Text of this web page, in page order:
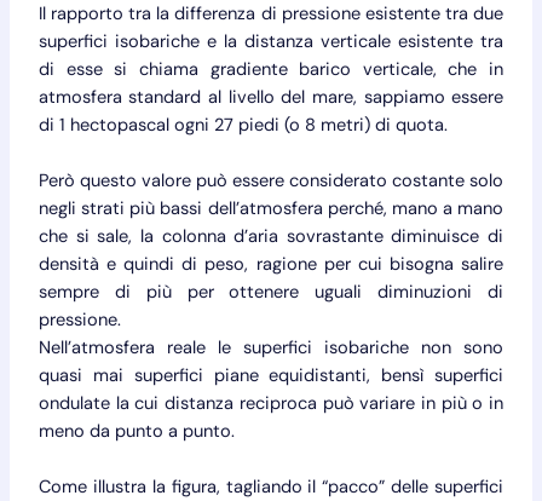
Il rapporto tra la differenza di pressione esistente tra due
superfici isobariche e la distanza verticale esistente tra
di esse si chiama gradiente barico verticale, che in
atmosfera standard al livello del mare, sappiamo essere
di 1 hectopascal ogni 27 piedi (o 8 metri) di quota.
Però questo valore può essere considerato costante solo
negli strati più bassi dell’atmosfera perché, mano a mano
che si sale, la colonna d’aria sovrastante diminuisce di
densità e quindi di peso, ragione per cui bisogna salire
sempre di più per ottenere uguali diminuzioni di
pressione.
Nell’atmosfera reale le superfici isobariche non sono
quasi mai superfici piane equidistanti, bensì superfici
ondulate la cui distanza reciproca può variare in più o in
meno da punto a punto.
Come illustra la figura, tagliando il “pacco” delle superfici